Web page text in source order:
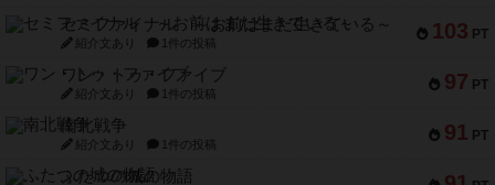
103 PT
セミファイナル ～お前はまだ生きている～
紹介文あり 1件の投稿
97 PT
ワン・トゥ・ファイブ
紹介文あり 1件の投稿
91 PT
南北戦争
紹介文あり 1件の投稿
ふたつの城の物語